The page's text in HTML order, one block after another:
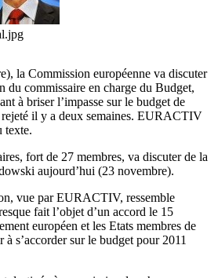
la Commission européenne va discuter
du commissaire en charge du Budget,
à briser l’impasse sur le budget de
il y a deux semaines. EURACTIV
texte.
fort de 27 membres, va discuter de la
aujourd’hui (23 novembre).
vue par EURACTIV, ressemble
fait l’objet d’un accord le 15
européen et les Etats membres de
à s’accorder sur le budget pour 2011